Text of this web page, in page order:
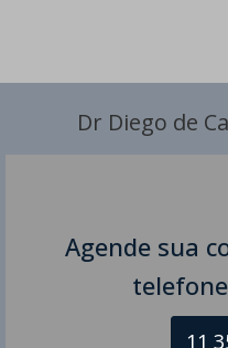
Agende sua
11
Dr Diego de